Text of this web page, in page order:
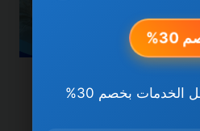
بخصم 30%